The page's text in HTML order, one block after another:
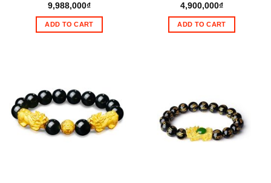
9,988,000₫
ADD TO CART
4,900,000₫
ADD TO CART